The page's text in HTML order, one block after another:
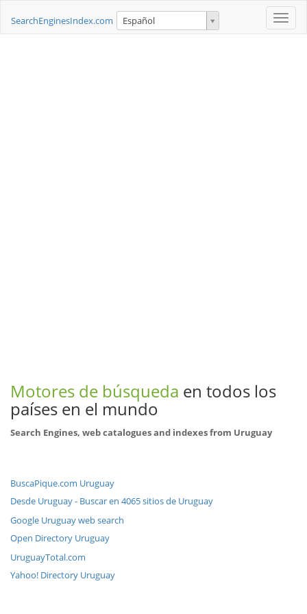
Toggle
SearchEnginesIndex.com Español
Motores de búsqueda en todos los
países en el mundo
Search Engines, web catalogues and indexes from Uruguay
BuscaPique.com Uruguay
Desde Uruguay - Buscar en 4065 sitios de Uruguay
Google Uruguay web search
Open Directory Uruguay
UruguayTotal.com
Yahoo! Directory Uruguay